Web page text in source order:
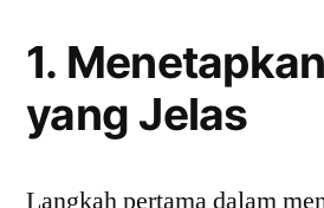
1.
yang Jelas
Langkah pertama dalam